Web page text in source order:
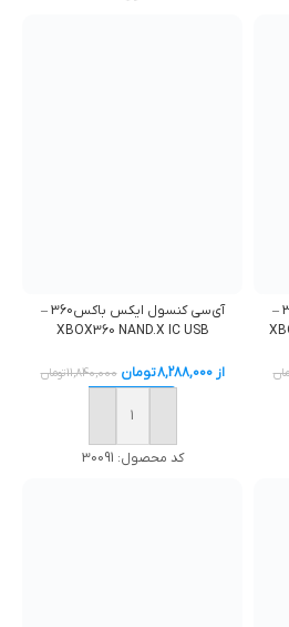
آی‌سی کنسول ایکس باکس360 –
آی‌سی کنسول ایکس باکس360 –
XBOX360 NAND.X IC USB
از8,288,000تومان 11,840,000تومان
خرید
کد محصول: 30091